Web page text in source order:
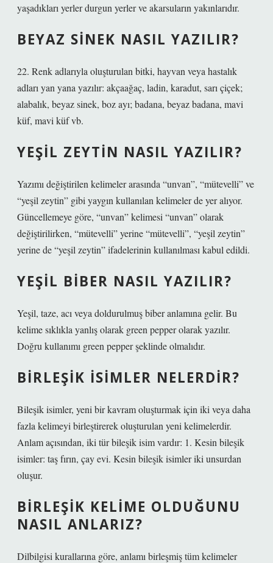
yaşadıkları yerler durgun yerler ve akarsuların yakınlarıdır.
BEYAZ SINEK NASIL YAZILIR?
22. Renk adlarıyla oluşturulan bitki, hayvan veya hastalık
adları yan yana yazılır: akçaağaç, ladin, karadut, sarı çiçek;
alabalık, beyaz sinek, boz ayı; badana, beyaz badana, mavi
küf, mavi küf vb.
YEŞIL ZEYTIN NASIL YAZILIR?
Yazımı değiştirilen kelimeler arasında “unvan”, “mütevelli” ve
“yeşil zeytin” gibi yaygın kullanılan kelimeler de yer alıyor.
Güncellemeye göre, “unvan” kelimesi “unvan” olarak
değiştirilirken, “mütevelli” yerine “mütevelli”, “yeşil zeytin”
yerine de “yeşil zeytin” ifadelerinin kullanılması kabul edildi.
YEŞIL BIBER NASIL YAZILIR?
Yeşil, taze, acı veya doldurulmuş biber anlamına gelir. Bu
kelime sıklıkla yanlış olarak green pepper olarak yazılır.
Doğru kullanımı green pepper şeklinde olmalıdır.
BIRLEŞIK ISIMLER NELERDIR?
Bileşik isimler, yeni bir kavram oluşturmak için iki veya daha
fazla kelimeyi birleştirerek oluşturulan yeni kelimelerdir.
Anlam açısından, iki tür bileşik isim vardır: 1. Kesin bileşik
isimler: taş fırın, çay evi. Kesin bileşik isimler iki unsurdan
oluşur.
BIRLEŞIK KELIME OLDUĞUNU
NASIL ANLARIZ?
Dilbilgisi kurallarına göre, anlamı birleşmiş tüm kelimeler